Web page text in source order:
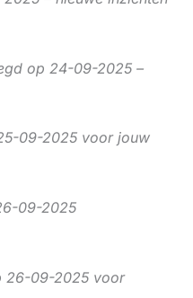
op 24-09-2025 –
09-2025 voor jouw
09-2025
26-09-2025 voor